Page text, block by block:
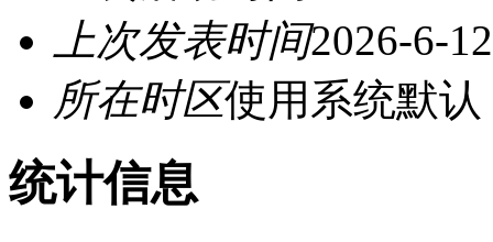
上次发表时间2026-6-
所在时区使用系统默认
统计信息